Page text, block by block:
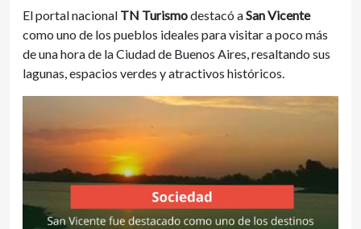
El portal nacional TN Turismodestacó aSan Vicente
como uno de los pueblos ideales para visitar a poco más
de una hora de la Ciudad de Buenos Aires, resaltando sus
lagunas, espacios verdes y atractivos históricos.